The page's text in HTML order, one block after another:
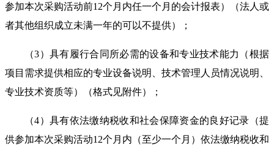
参加本次采购活动前12个月 内任一个月的会计报表）（法人或
者其他组织成立未满一年的可以不提供）；
（3）具有履行合同所必需的设备和专业技术能力（根据
项目需求提供相应的专业设备说明、技术管理人员情况说明、
专业技术资质等）（格式见附件） ；
（4）具有依法缴纳税收和社会保障资金的良好记录（提
供参加本次采购活动12个月 内（至少一个月）依法缴纳税收和